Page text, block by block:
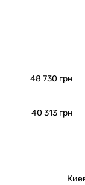
48 730 грн
40 313 грн